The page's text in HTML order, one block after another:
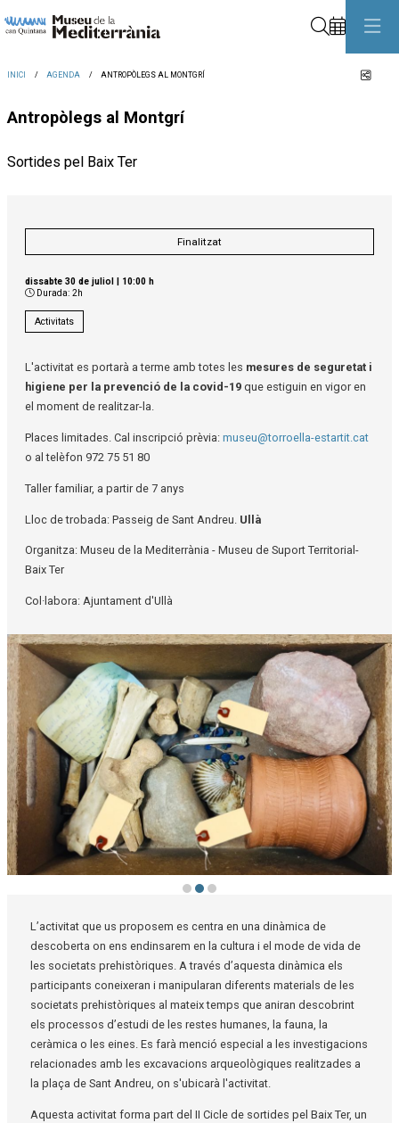
INICI AGENDA ANTROPÒLEGS AL MONTGRÍ
Antropòlegs al Montgrí
Sortides pel Baix Ter
Finalitzat
dissabte 30 de juliol | 10:00 h
Durada: 2h
Activitats
L'activitat es portarà a terme amb totes les mesures de seguretat i
higiene per la prevenció de la covid-19 que estiguin en vigor en
el moment de realitzar-la.
Places limitades. Cal inscripció prèvia: museu@torroella-estartit.cat
o al telèfon 972 75 51 80
Taller familiar, a partir de 7 anys
Lloc de trobada: Passeig de Sant Andreu. Ullà
Organitza: Museu de la Mediterrània - Museu de Suport Territorial-
Baix Ter
Col·labora: Ajuntament d'Ullà
L’activitat que us proposem es centra en una dinàmica de
descoberta on ens endinsarem en la cultura i el mode de vida de
les societats prehistòriques. A través d’aquesta dinàmica els
participants coneixeran i manipularan diferents materials de les
societats prehistòriques al mateix temps que aniran descobrint
els processos d’estudi de les restes humanes, la fauna, la
ceràmica o les eines. Es farà menció especial a les investigacions
relacionades amb les excavacions arqueològiques realitzades a
la plaça de Sant Andreu, on s'ubicarà l'activitat.
Aquesta activitat forma part del II Cicle de sortides pel Baix Ter, un